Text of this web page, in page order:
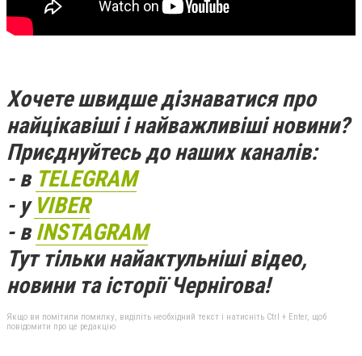
Хочете швидше дізнаватися про
найцікавіші і найважливіші новини?
Приєднуйтесь до наших каналів:
- в TELEGRAM
- у VIBER
- вINSTAGRAM
Тут тільки найактульніші відео,
новини та історії Чернігова!
Якщо ви помітили помилку, виділіть необхідний текст і натисніть Ctrl + Enter, щоб
повідомити про це редакцію